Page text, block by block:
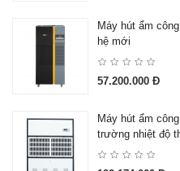
Máy hút ẩm
hệ mới
57.200.000 Đ
Máy hút ẩm
trường nhiệt độ